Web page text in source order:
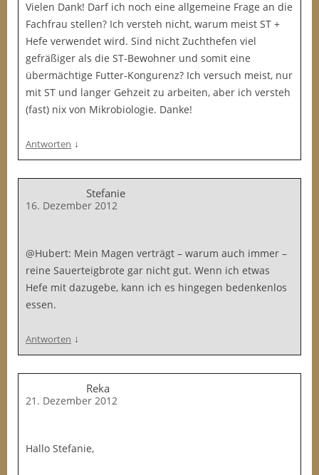
Vielen Dank! Darf ich noch eine allgemeine Frage an die
Fachfrau stellen? Ich versteh nicht, warum meist ST +
Hefe verwendet wird. Sind nicht Zuchthefen viel
gefräßiger als die ST-Bewohner und somit eine
übermächtige Futter-Kongurenz? Ich versuch meist, nur
mit ST und langer Gehzeit zu arbeiten, aber ich versteh
(fast) nix von Mikrobiologie. Danke!
Antworten ↓
Stefanie
16. Dezember 2012
@Hubert: Mein Magen verträgt – warum auch immer –
reine Sauerteigbrote gar nicht gut. Wenn ich etwas
Hefe mit dazugebe, kann ich es hingegen bedenkenlos
essen.
Antworten ↓
Reka
21. Dezember 2012
Hallo Stefanie,